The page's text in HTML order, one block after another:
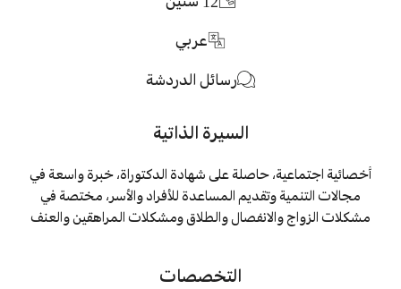
عربي
رسائل الدردشة
السيرة الذاتية
أخصائية اجتماعية، حاصلة على شهادة الدكتوراة، خبرة واسعة في
مجالات التنمية وتقديم المساعدة للأفراد والأسر، مختصة في
مشكلات الزواج والانفصال والطلاق ومشكلات المراهقين والعنف
التخصصات